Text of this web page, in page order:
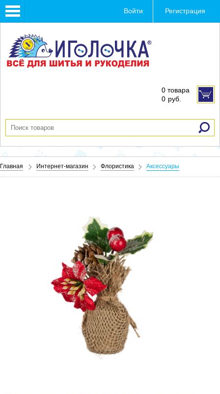
Toggle
navigation
Войти Регистрация
0 товара
0 руб.
Главная Интернет-магазин Флористика Аксессуары